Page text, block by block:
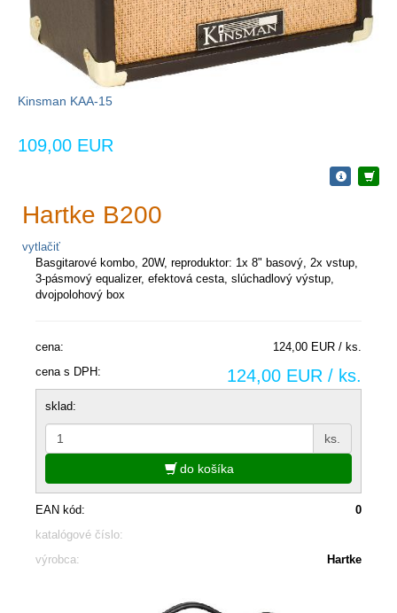
Kinsman KAA-15
109,00 EUR
Hartke B200
vytlačiť
Basgitarové kombo, 20W, reproduktor: 1x 8" basový, 2x vstup,
3-pásmový equalizer, efektová cesta, slúchadlový výstup,
dvojpolohový box
cena:
124,00 EUR / ks.
cena s DPH:
124,00 EUR / ks.
sklad:
ks.
do košíka
EAN kód:
0
katalógové číslo:
výrobca:
Hartke